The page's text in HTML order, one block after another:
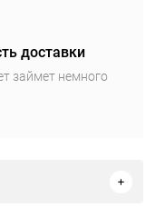
доставки
займет немного